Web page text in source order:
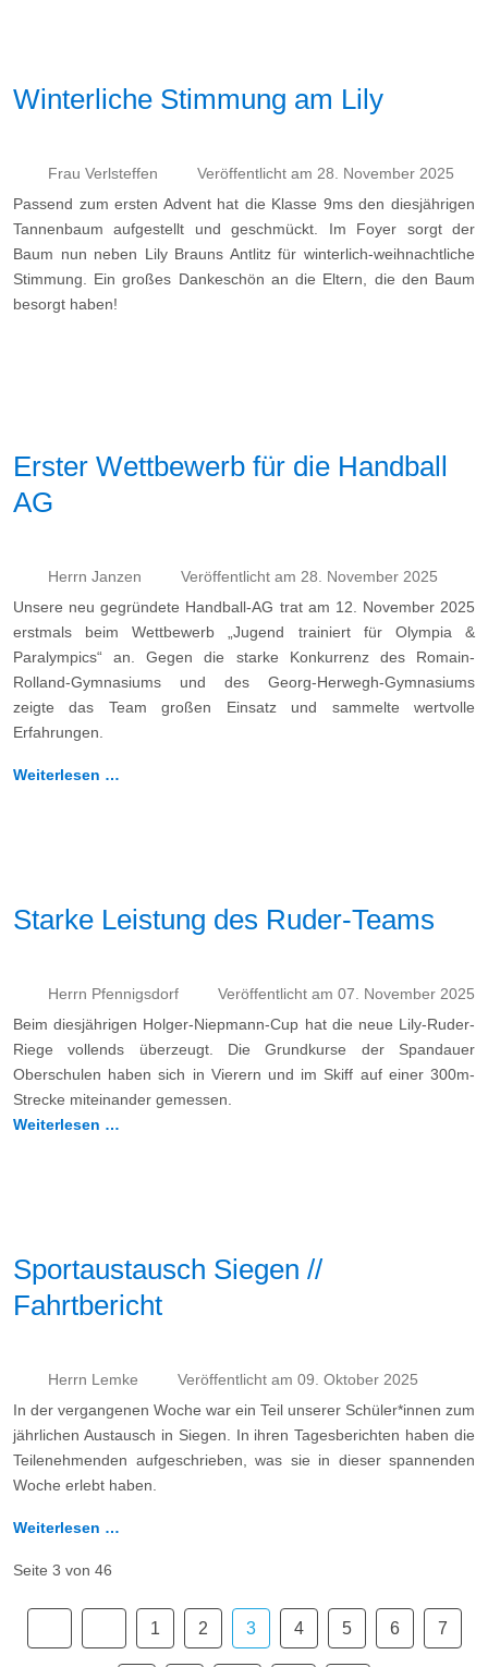
Winterliche Stimmung am Lily
Frau Verlsteffen
Veröffentlicht am 28. November 2025
Passend zum ersten Advent hat die Klasse 9ms den diesjährigen
Tannenbaum aufgestellt und geschmückt. Im Foyer sorgt der
Baum nun neben Lily Brauns Antlitz für winterlich-weihnachtliche
Stimmung. Ein großes Dankeschön an die Eltern, die den Baum
besorgt haben!
Erster Wettbewerb für die Handball
AG
Herrn Janzen
Veröffentlicht am 28. November 2025
Unsere neu gegründete Handball-AG trat am 12. November 2025
erstmals beim Wettbewerb „Jugend trainiert für Olympia &
Paralympics“ an. Gegen die starke Konkurrenz des Romain-
Rolland-Gymnasiums und des Georg-Herwegh-Gymnasiums
zeigte das Team großen Einsatz und sammelte wertvolle
Erfahrungen.
Weiterlesen …
Starke Leistung des Ruder-Teams
Herrn Pfennigsdorf
Veröffentlicht am 07. November 2025
Beim diesjährigen Holger-Niepmann-Cup hat die neue Lily-Ruder-
Riege vollends überzeugt. Die Grundkurse der Spandauer
Oberschulen haben sich in Vierern und im Skiff auf einer 300m-
Strecke miteinander gemessen.
Weiterlesen …
Sportaustausch Siegen //
Fahrtbericht
Herrn Lemke
Veröffentlicht am 09. Oktober 2025
In der vergangenen Woche war ein Teil unserer Schüler*innen zum
jährlichen Austausch in Siegen. In ihren Tagesberichten haben die
Teilenehmenden aufgeschrieben, was sie in dieser spannenden
Woche erlebt haben.
Weiterlesen …
Seite 3 von 46
1 2 3 4 5 6 7